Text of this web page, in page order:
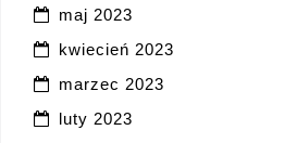
maj 2023
kwiecień 2023
marzec 2023
luty 2023